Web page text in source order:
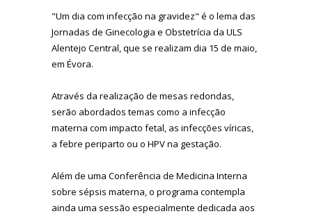
"Um dia com infecção na gravidez" é o lema das
Jornadas de Ginecologia e Obstetrícia da ULS
Alentejo Central, que se realizam dia 15 de maio,
em Évora.
Através da realização de mesas redondas,
serão abordados temas como a infecção
materna com impacto fetal, as infecções víricas,
a febre periparto ou o HPV na gestação.
Além de uma Conferência de Medicina Interna
sobre sépsis materna, o programa contempla
ainda uma sessão especialmente dedicada aos